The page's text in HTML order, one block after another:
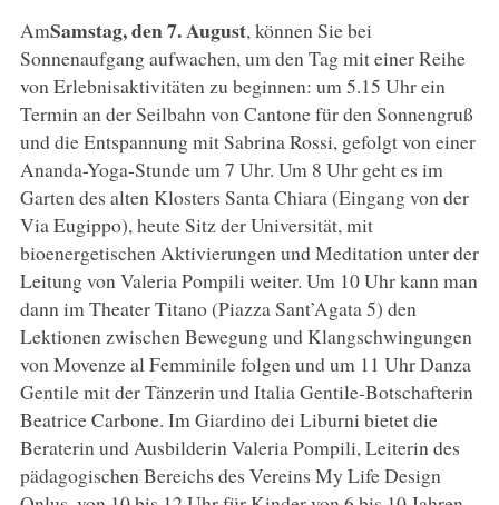
AmSamstag, den 7. August, können Sie bei
Sonnenaufgang aufwachen, um den Tag mit einer Reihe
von Erlebnisaktivitäten zu beginnen: um 5.15 Uhr ein
Termin an der Seilbahn von Cantone für den Sonnengruß
und die Entspannung mit Sabrina Rossi, gefolgt von einer
Ananda-Yoga-Stunde um 7 Uhr. Um 8 Uhr geht es im
Garten des alten Klosters Santa Chiara (Eingang von der
Via Eugippo), heute Sitz der Universität, mit
bioenergetischen Aktivierungen und Meditation unter der
Leitung von Valeria Pompili weiter. Um 10 Uhr kann man
dann im Theater Titano (Piazza Sant’Agata 5) den
Lektionen zwischen Bewegung und Klangschwingungen
von Movenze al Femminile folgen und um 11 Uhr Danza
Gentile mit der Tänzerin und Italia Gentile-Botschafterin
Beatrice Carbone. Im Giardino dei Liburni bietet die
Beraterin und Ausbilderin Valeria Pompili, Leiterin des
pädagogischen Bereichs des Vereins My Life Design